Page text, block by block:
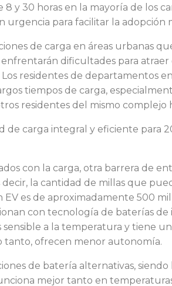
y 30 horas en la mayoría de los
para facilitar la adopción
de carga en áreas urbanas
dificultades para atraer
residentes de departamentos
tiempos de carga,
residentes del mismo complejo
de carga integral y eficiente para
con la carga, otra barrera de
decir, la cantidad de millas que
es de aproximadamente 500
con tecnología de baterías
a la temperatura y tiene
tanto, ofrecen menor autonomía.
de batería alternativas, siendo
mejor tanto en